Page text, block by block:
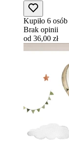
Kupiło 6 osób
Brak opinii
od 36,00 zł